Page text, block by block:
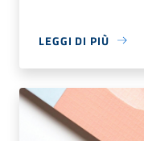
LEGGI DI PIÙ